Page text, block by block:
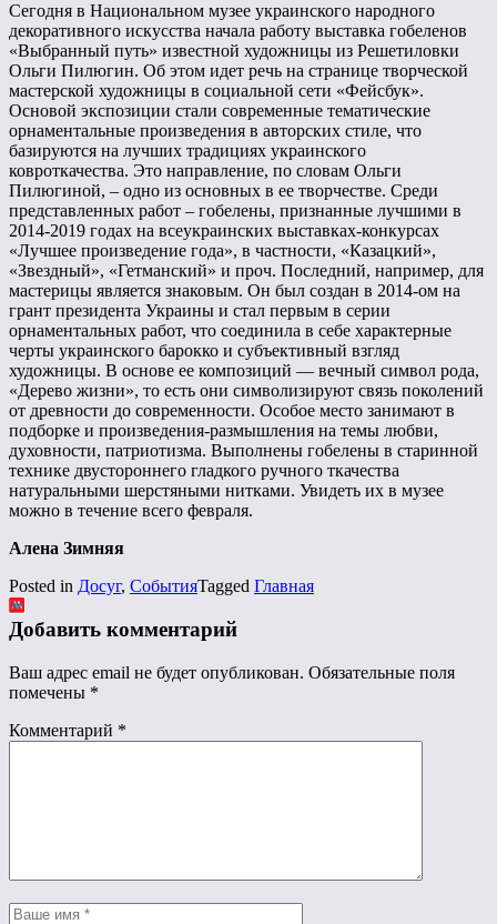
Сегодня в Национальном музее украинского народного
декоративного искусства начала работу выставка гобеленов
«Выбранный путь» известной художницы из Решетиловки
Ольги Пилюгин. Об этом идет речь на странице творческой
мастерской художницы в социальной сети «Фейсбук».
Основой экспозиции стали современные тематические
орнаментальные произведения в авторских стиле, что
базируются на лучших традициях украинского
ковроткачества. Это направление, по словам Ольги
Пилюгиной, – одно из основных в ее творчестве. Среди
представленных работ – гобелены, признанные лучшими в
2014-2019 годах на всеукраинских выставках-конкурсах
«Лучшее произведение года», в частности, «Казацкий»,
«Звездный», «Гетманский» и проч. Последний, например, для
мастерицы является знаковым. Он был создан в 2014-ом на
грант президента Украины и стал первым в серии
орнаментальных работ, что соединила в себе характерные
черты украинского барокко и субъективный взгляд
художницы. В основе ее композиций — вечный символ рода,
«Дерево жизни», то есть они символизируют связь поколений
от древности до современности. Особое место занимают в
подборке и произведения-размышления на темы любви,
духовности, патриотизма. Выполнены гобелены в старинной
технике двустороннего гладкого ручного ткачества
натуральными шерстяными нитками. Увидеть их в музее
можно в течение всего февраля.
Алена Зимняя
Posted in Досуг, СобытияTagged Главная
Добавить комментарий
Ваш адрес email не будет опубликован. Обязательные поля
помечены *
Комментарий *